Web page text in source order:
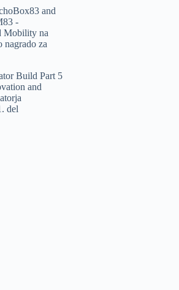
and
-
Mobilityna
nagrado za
Build Part 5
and
del